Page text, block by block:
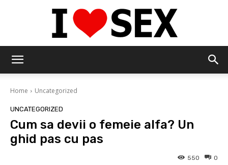
Home Uncategorized
UNCATEGORIZED
Cum sa devii o femeie alfa? Un
ghid pas cu pas
0
550